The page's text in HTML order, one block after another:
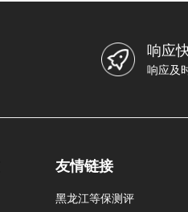
响应
响应及
友情链接
黑龙江等保测评